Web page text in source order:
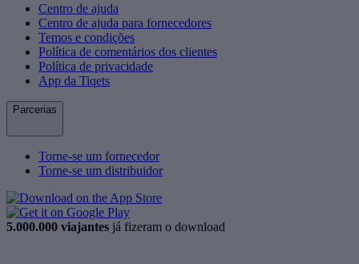
Centro de ajuda
Centro de ajuda para fornecedores
Temos e condições
Política de comentários dos clientes
Política de privacidade
App da Tiqets
Parcerias
Torne-se um fornecedor
Torne-se um distribuidor
5.000.000 viajantes já fizeram o download